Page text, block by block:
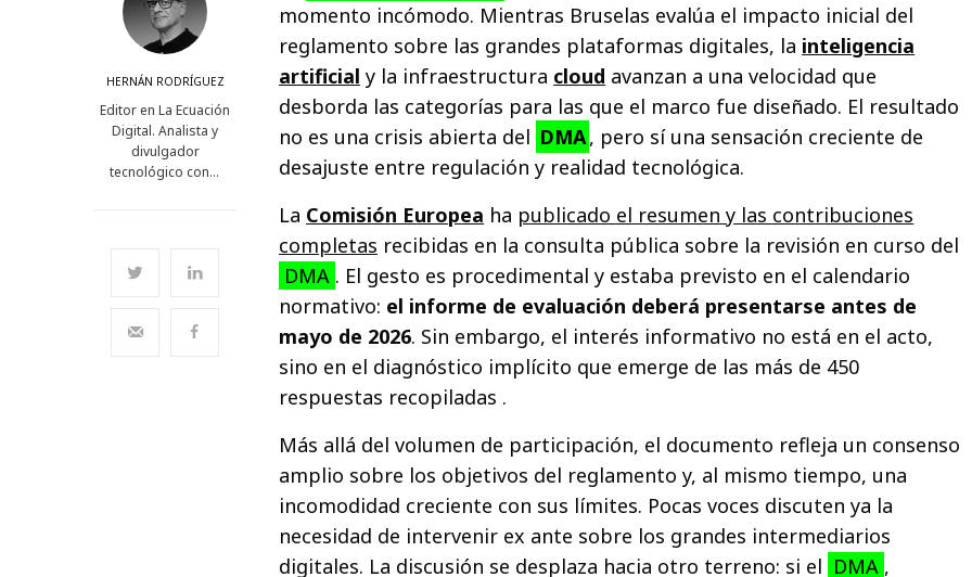
HERNÁN RODRÍGUEZ
Editor en La Ecuación
Digital. Analista y
divulgador
tecnológico con…
momento incómodo. Mientras Bruselas evalúa el impacto inicial del
reglamento sobre las grandes plataformas digitales, la inteligencia
artificial y la infraestructura cloud avanzan a una velocidad que
desborda las categorías para las que el marco fue diseñado. El resultado
no es una crisis abierta del DMA, pero sí una sensación creciente de
desajuste entre regulación y realidad tecnológica.
La Comisión Europea ha publicado el resumen y las contribuciones
completas recibidas en la consulta pública sobre la revisión en curso del
DMA . El gesto es procedimental y estaba previsto en el calendario
normativo: el informe de evaluación deberá presentarse antes de
mayo de 2026. Sin embargo, el interés informativo no está en el acto,
sino en el diagnóstico implícito que emerge de las más de 450
respuestas recopiladas .
Más allá del volumen de participación, el documento refleja un consenso
amplio sobre los objetivos del reglamento y, al mismo tiempo, una
incomodidad creciente con sus límites. Pocas voces discuten ya la
necesidad de intervenir ex ante sobre los grandes intermediarios
digitales. La discusión se desplaza hacia otro terreno: si el DMA ,